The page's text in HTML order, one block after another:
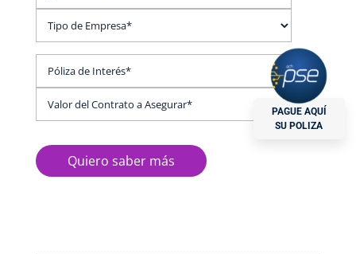
PAGUE AQUÍ
SU POLIZA